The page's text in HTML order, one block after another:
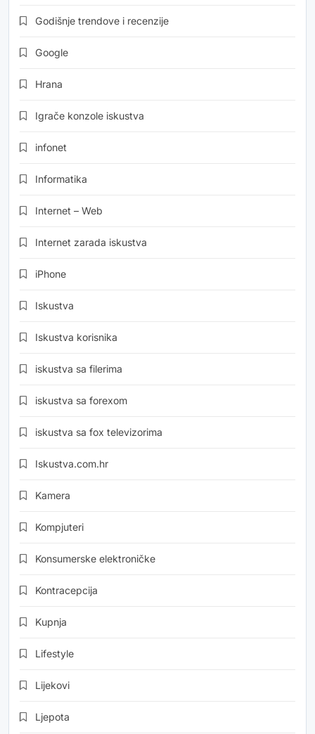
Godišnje trendove i recenzije
Google
Hrana
Igrače konzole iskustva
infonet
Informatika
Internet – Web
Internet zarada iskustva
iPhone
Iskustva
Iskustva korisnika
iskustva sa filerima
iskustva sa forexom
iskustva sa fox televizorima
Iskustva.com.hr
Kamera
Kompjuteri
Konsumerske elektroničke
Kontracepcija
Kupnja
Lifestyle
Lijekovi
Ljepota